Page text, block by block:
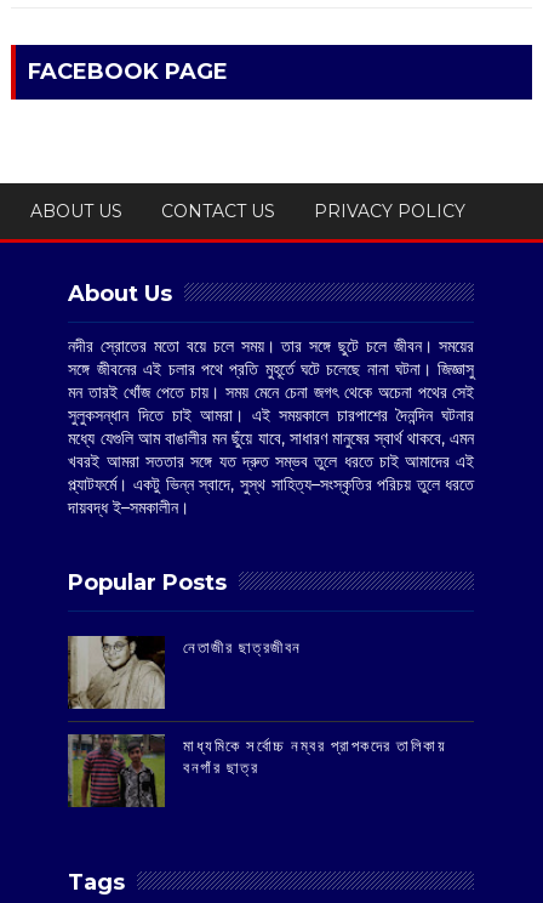
FACEBOOK PAGE
ABOUT US CONTACT US PRIVACY POLICY
About Us
নদীর স্রোতের মতো বয়ে চলে সময়। তার সঙ্গে ছুটে চলে জীবন। সময়ের
সঙ্গে জীবনের এই চলার পথে প্রতি মুহূর্তে ঘটে চলেছে নানা ঘটনা। জিজ্ঞাসু
মন তারই খোঁজ পেতে চায়। সময় মেনে চেনা জগৎ থেকে অচেনা পথের সেই
সুলুকসন্ধান দিতে চাই আমরা। এই সময়কালে চারপাশের দৈনন্দিন ঘটনার
মধ্যে যেগুলি আম বাঙালীর মন ছুঁয়ে যাবে, সাধারণ মানুষের স্বার্থ থাকবে, এমন
খবরই আমরা সততার সঙ্গে যত দ্রুত সম্ভব তুলে ধরতে চাই আমাদের এই
প্ল্যাটফর্মে। একটু ভিন্ন স্বাদে, সুস্থ সাহিত্য–সংস্কৃতির পরিচয় তুলে ধরতে
দায়বদ্ধ ই–সমকালীন।
Popular Posts
‌নেতাজীর ছাত্রজীবন
মাধ্যমিকে সর্বোচ্চ নম্বর প্রাপকদের তালিকায়
বনগাঁর ছাত্র
Tags